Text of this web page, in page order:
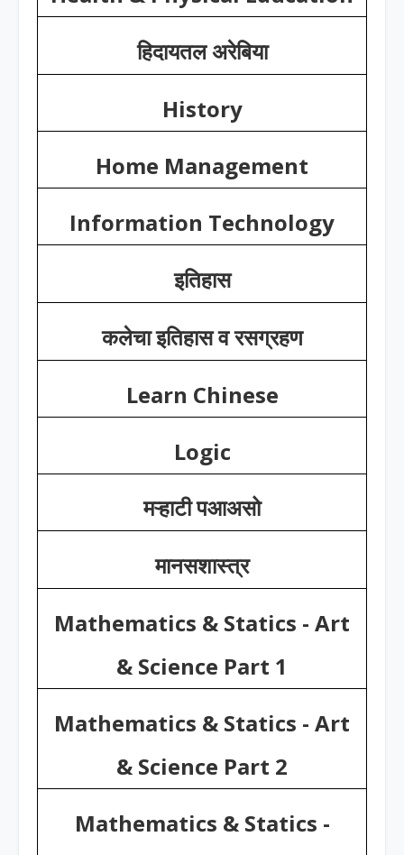
हिदायतल अरेबिया
History
Home Management
Information Technology
इतिहास
कलेचा इतिहास व रसग्रहण
Learn Chinese
Logic
मऱ्हाटी पआअसो
मानसशास्त्र
Mathematics & Statics - Art
& Science Part 1
Mathematics & Statics - Art
& Science Part 2
Mathematics & Statics -